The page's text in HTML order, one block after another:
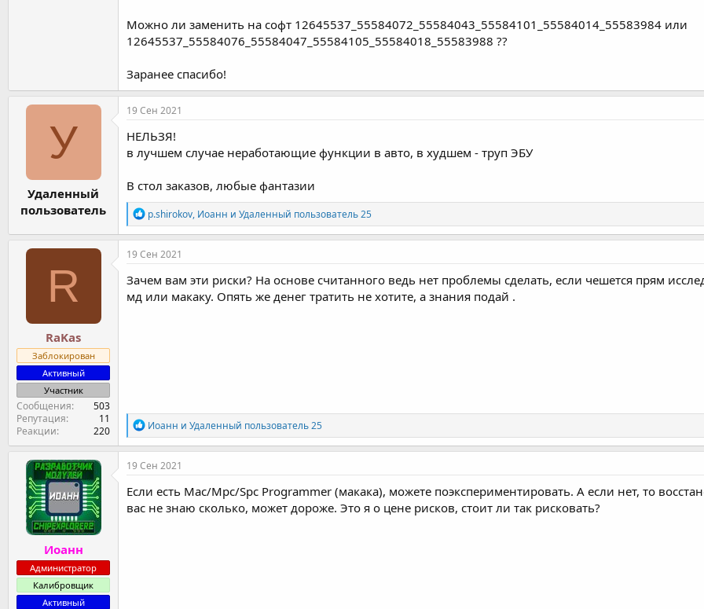
Можно ли заменить на софт 12645537_55584072_55584043_55584101_55584014_55583984 или
12645537_55584076_55584047_55584105_55584018_55583988 ??
Заранее спасибо!
У
Удаленный
пользователь
19 Сен 2021
НЕЛЬЗЯ!
в лучшем случае неработающие функции в авто, в худшем - труп ЭБУ
В стол заказов, любые фантазии
Р
е
а
к
и
и
:
p.shirokov, Иоанн и Удаленный пользователь 25
R
RaKas
Заблокирован
Активный
Участник
Сообщения
503
Репутация
11
Реакции
220
19 Сен 2021
Зачем вам эти риски? На основе считанного ведь нет проблемы сделать, если чешется прям
мд или макаку. Опять же денег тратить не хотите, а знания подай .
Р
е
а
к
и
и
Иоанн и Удаленный пользователь 25
Иоанн
Администратор
Калибровщик
Активный
19 Сен 2021
Если есть Mac/Mpc/Spc Programmer (макака), можете поэкспериментировать. А если нет, то
вас не знаю сколько, может дороже. Это я о цене рисков, стоит ли так рисковать?